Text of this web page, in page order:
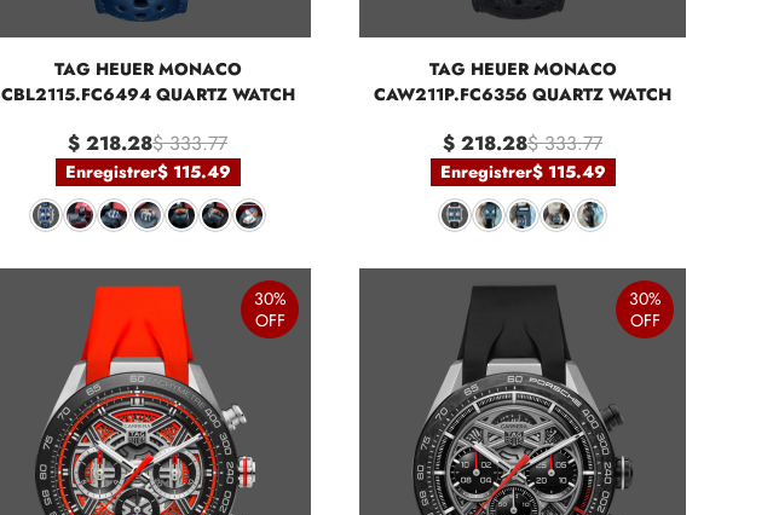
TAG HEUER MONACO
CBL2115.FC6494 QUARTZ WATCH
$ 218.28$ 333.77
Enregistrer$ 115.49
TAG HEUER MONACO
CAW211P.FC6356 QUARTZ WATCH
$ 218.28$ 333.77
Enregistrer$ 115.49
30%
OFF
30%
OFF